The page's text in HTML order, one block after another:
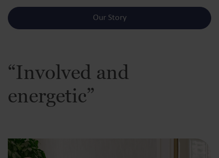
Our Story
“Involved and
energetic”